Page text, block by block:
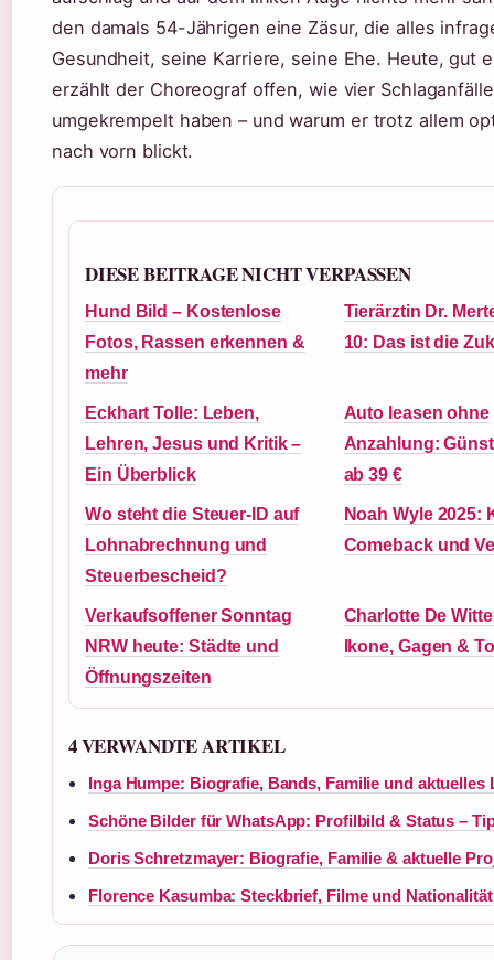
den damals 54-Jährigen eine Zäsur, die alles
Gesundheit, seine Karriere, seine Ehe. Heute, gut
erzählt der Choreograf offen, wie vier
umgekrempelt haben – und warum er trotz allem
nach vorn blickt.
DIESE BEITRAGE NICHT VERPASSEN
Hund Bild – Kostenlose
Fotos, Rassen erkennen &
mehr
Tierärztin Dr.
10: Das ist die
Eckhart Tolle: Leben,
Lehren, Jesus und Kritik –
Ein Überblick
Auto leasen ohne
Anzahlung:
ab 39 €
Wo steht die Steuer-ID auf
Lohnabrechnung und
Steuerbescheid?
Noah Wyle 2025:
Comeback und
Verkaufsoffener Sonntag
NRW heute: Städte und
Öffnungszeiten
Charlotte De
Ikone, Gagen &
4 VERWANDTE ARTIKEL
Inga Humpe: Biografie, Bands, Familie und aktuelles
Schöne Bilder für WhatsApp: Profilbild & Status –
Doris Schretzmayer: Biografie, Familie & aktuelle
Florence Kasumba: Steckbrief, Filme und Nationalität